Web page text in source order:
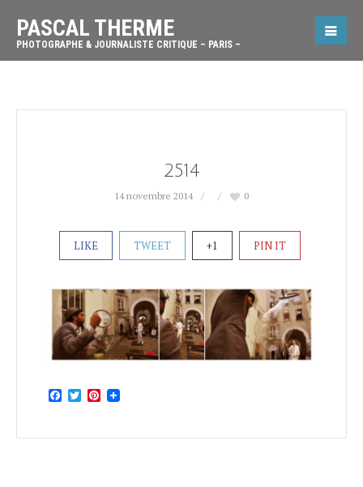
PASCAL THERME
PHOTOGRAPHE & JOURNALISTE CRITIQUE – PARIS –
2514
14 novembre 2014 0
LIKE TWEET +1 PIN IT
Facebook
TwitterPinterest